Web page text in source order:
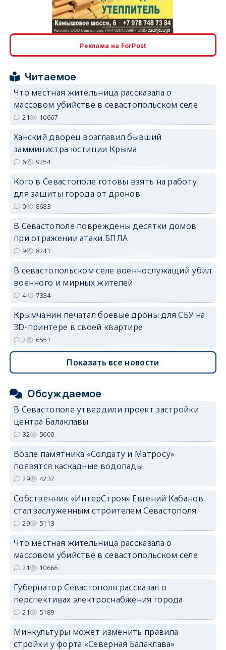
erid: 2SDnjcLUypt
erid: 2SDnjcrDNw6
erid: 2SDnjdPjgYS
Реклама на ForPost
Читаемое
Что местная жительница рассказала о
массовом убийстве в севастопольском селе
21 10667
Ханский дворец возглавил бывший
замминистра юстиции Крыма
6 9254
Кого в Севастополе готовы взять на работу
для защиты города от дронов
0 8683
В Севастополе повреждены десятки домов
при отражении атаки БПЛА
9 8241
В севастопольском селе военнослужащий убил
военного и мирных жителей
4 7334
Крымчанин печатал боевые дроны для СБУ на
3D-принтере в своей квартире
2 6551
Показать все новости
Обсуждаемое
В Севастополе утвердили проект застройки
центра Балаклавы
32 5600
Возле памятника «Солдату и Матросу»
появятся каскадные водопады
29 4237
Собственник «ИнтерСтроя» Евгений Кабанов
стал заслуженным строителем Севастополя
29 5113
Что местная жительница рассказала о
массовом убийстве в севастопольском селе
21 10666
Губернатор Севастополя рассказал о
перспективах электроснабжения города
21 5189
Минкультуры может изменить правила
стройки у форта «Северная Балаклава»